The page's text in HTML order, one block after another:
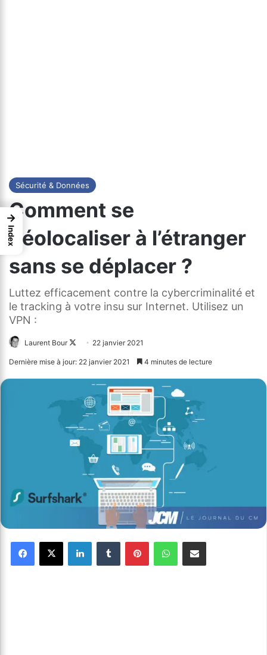
Sécurité & Données
Comment se
géolocaliser à l’étranger
sans se déplacer ?
Luttez efficacement contre la cybercriminalité et
le tracking à votre insu sur Internet. Utilisez un
VPN :
Laurent Bour
Follow22 janvier 2021
Dernière mise à jour: 22 janvier 2021 4 minutes de lecture
→
Index